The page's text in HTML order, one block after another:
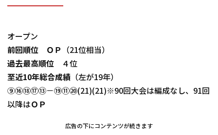
オープン
前回順位 ＯＰ（21位相当）
過去最高順位 ４位
至近10年総合成績 （左が19年）
⑨⑯⑱⑰⑬－⑲⑪⑳(21)(21)※90回大会は編成なし、91回
以降はＯＰ
広告の下にコンテンツが続きます